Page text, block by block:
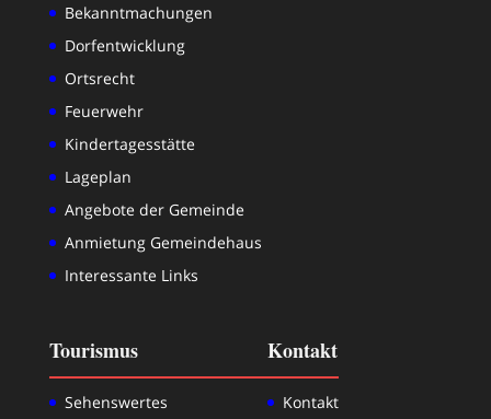
Bekanntmachungen
Dorfentwicklung
Ortsrecht
Feuerwehr
Kindertagesstätte
Lageplan
Angebote der Gemeinde
Anmietung Gemeindehaus
Interessante Links
Tourismus
Sehenswertes
Kontakt
Kontakt